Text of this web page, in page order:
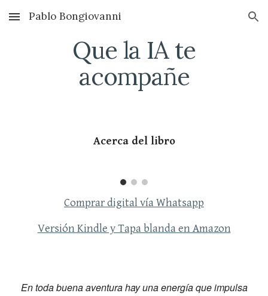
Skip to main content Skip to navigation
Pablo Bongiovanni
Que la IA te
acompañe
Acerca del libro
Comprar digital vía Whatsapp
Versión Kindle y Tapa blanda en Amazon
En toda buena aventura hay una energía que impulsa